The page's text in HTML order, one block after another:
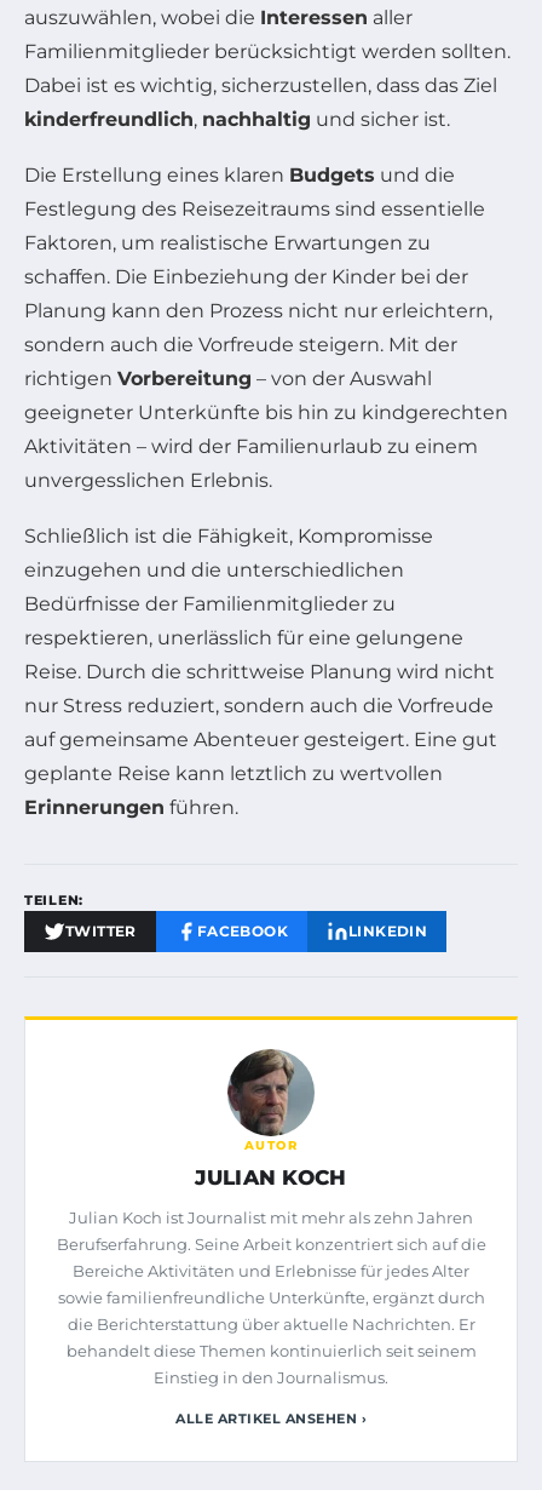
auszuwählen, wobei die Interessen aller
Familienmitglieder berücksichtigt werden sollten.
Dabei ist es wichtig, sicherzustellen, dass das Ziel
kinderfreundlich, nachhaltig und sicher ist.
Die Erstellung eines klaren Budgets und die
Festlegung des Reisezeitraums sind essentielle
Faktoren, um realistische Erwartungen zu
schaffen. Die Einbeziehung der Kinder bei der
Planung kann den Prozess nicht nur erleichtern,
sondern auch die Vorfreude steigern. Mit der
richtigen Vorbereitung – von der Auswahl
geeigneter Unterkünfte bis hin zu kindgerechten
Aktivitäten – wird der Familienurlaub zu einem
unvergesslichen Erlebnis.
Schließlich ist die Fähigkeit, Kompromisse
einzugehen und die unterschiedlichen
Bedürfnisse der Familienmitglieder zu
respektieren, unerlässlich für eine gelungene
Reise. Durch die schrittweise Planung wird nicht
nur Stress reduziert, sondern auch die Vorfreude
auf gemeinsame Abenteuer gesteigert. Eine gut
geplante Reise kann letztlich zu wertvollen
Erinnerungen führen.
TEILEN:
TWITTER FACEBOOK LINKEDIN
AUTOR
JULIAN KOCH
Julian Koch ist Journalist mit mehr als zehn Jahren
Berufserfahrung. Seine Arbeit konzentriert sich auf die
Bereiche Aktivitäten und Erlebnisse für jedes Alter
sowie familienfreundliche Unterkünfte, ergänzt durch
die Berichterstattung über aktuelle Nachrichten. Er
behandelt diese Themen kontinuierlich seit seinem
Einstieg in den Journalismus.
ALLE ARTIKEL ANSEHEN ›